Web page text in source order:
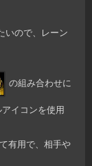
いので、レーン
の組み合わせに
イコンを使用
有用で、相手や